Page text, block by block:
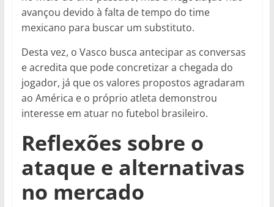
avançou devido à falta de tempo do time
mexicano para buscar um substituto.
Desta vez, o Vasco busca antecipar as conversas
e acredita que pode concretizar a chegada do
jogador, já que os valores propostos agradaram
ao América e o próprio atleta demonstrou
interesse em atuar no futebol brasileiro.
Reflexões sobre o
ataque e alternativas
no mercado